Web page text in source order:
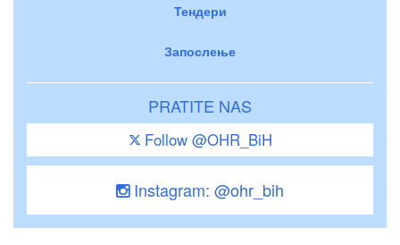
Тендери
Запослење
PRATITE NAS
Follow @OHR_BiH
Instagram: @ohr_bih